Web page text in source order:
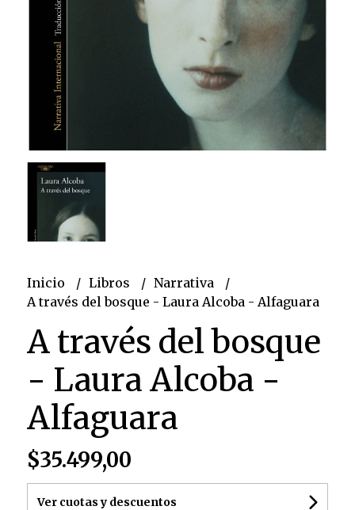
Inicio Libros
Narrativa
A través del bosque - Laura Alcoba - Alfaguara
A través del bosque
- Laura Alcoba -
Alfaguara
$35.499,00
Ver cuotas y descuentos